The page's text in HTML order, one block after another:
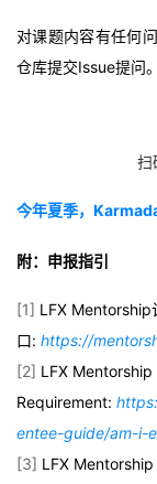
对课题内容有任何
仓库提交Issue提问。
扫
今年夏季，
附：申报指引
[1] LFX Mentorship
口: https://
[2] LFX
Requirement:
entee-guide/am-i-
[3] LFX